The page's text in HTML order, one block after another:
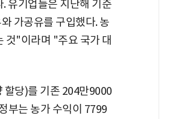
유기업들은 지난해 기준
가공유를 구입했다. 농
것"이라며 "주요 국가 대
할당)를 기존 204만9000
부는 농가 수익이 7799